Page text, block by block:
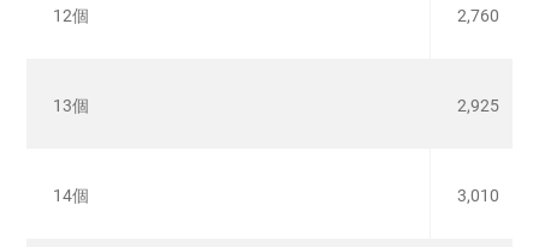
12個
13個
14個
2,760
2,925
3,010